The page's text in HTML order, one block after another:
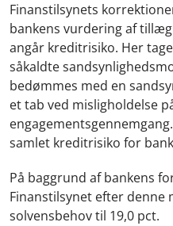
Finanstilsynets
bankens vurdering af
angår kreditrisiko. Her
såkaldte
bedømmes med en
et tab ved misligholdelse
samlet kreditrisiko for
På baggrund af bankens
Finanstilsynet efter denne
solvensbehov til 19,0 pct.